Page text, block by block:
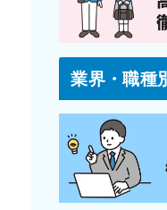
業界・職種